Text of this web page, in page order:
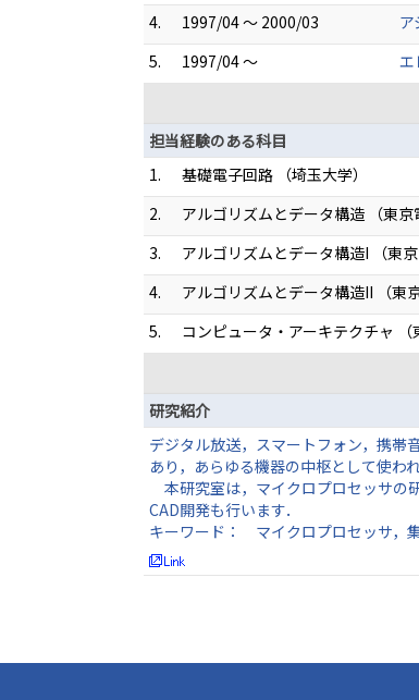
4.
1997/04 ～ 2000/03
5.
1997/04 ～
エ
担当経験のある科目
1.
基礎電子回路 （埼玉大学）
2.
アルゴリズムとデータ構造 （東京
3.
アルゴリズムとデータ構造I （東京
4.
アルゴリズムとデータ構造II （東
5.
コンピュータ・アーキテクチャ （
研究紹介
デジタル放送，スマートフォン，携帯
あり，あらゆる機器の中枢として使われ
本研究室は，マイクロプロセッサの
CAD開発も行います．
キーワード： マイクロプロセッサ，